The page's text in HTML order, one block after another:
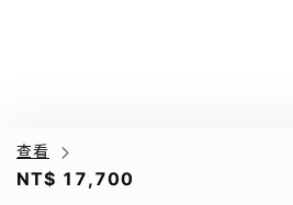
查看
NT$ 17,700